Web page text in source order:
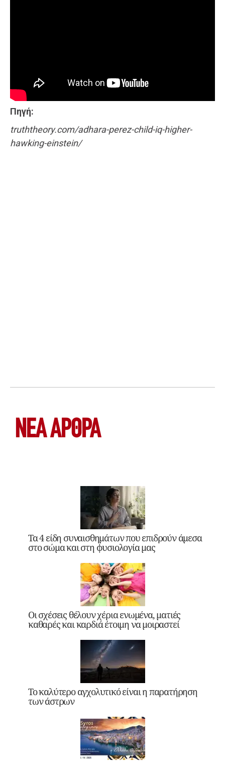
Πηγή:
truththeory.com/adhara-perez-child-iq-higher-
hawking-einstein/
ΝΕΑ ΆΡΘΡΑ
Τα 4 είδη συναισθημάτων που επιδρούν άμεσα
στο σώμα και στη φυσιολογία μας
Οι σχέσεις θέλουν χέρια ενωμένα, ματιές
καθαρές και καρδιά έτοιμη να μοιραστεί
Το καλύτερο αγχολυτικό είναι η παρατήρηση
των άστρων